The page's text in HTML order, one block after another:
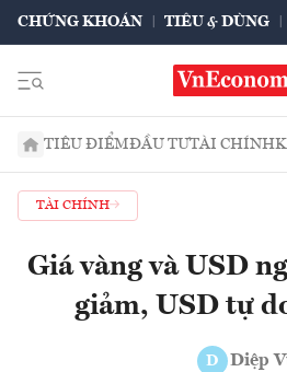
CHỨNG KHOÁN TIÊU & DÙNG
TIÊU ĐIỂMĐẦU TƯTÀI CHÍNH
TÀI CHÍNH
Giá vàng và USD
giảm, USD tự
D Diệp